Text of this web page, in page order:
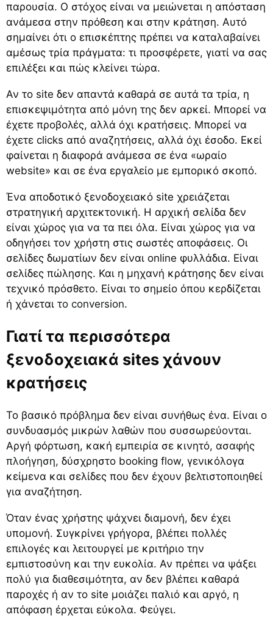
παρουσία. Ο στόχος είναι να μειώνεται η απόσταση
ανάμεσα στην πρόθεση και στην κράτηση. Αυτό
σημαίνει ότι ο επισκέπτης πρέπει να καταλαβαίνει
αμέσως τρία πράγματα: τι προσφέρετε, γιατί να σας
επιλέξει και πώς κλείνει τώρα.
Αν το site δεν απαντά καθαρά σε αυτά τα τρία, η
επισκεψιμότητα από μόνη της δεν αρκεί. Μπορεί να
έχετε προβολές, αλλά όχι κρατήσεις. Μπορεί να
έχετε clicks από αναζητήσεις, αλλά όχι έσοδο. Εκεί
φαίνεται η διαφορά ανάμεσα σε ένα «ωραίο
website» και σε ένα εργαλείο με εμπορικό σκοπό.
Ένα αποδοτικό ξενοδοχειακό site χρειάζεται
στρατηγική αρχιτεκτονική. Η αρχική σελίδα δεν
είναι χώρος για να τα πει όλα. Είναι χώρος για να
οδηγήσει τον χρήστη στις σωστές αποφάσεις. Οι
σελίδες δωματίων δεν είναι online φυλλάδια. Είναι
σελίδες πώλησης. Και η μηχανή κράτησης δεν είναι
τεχνικό πρόσθετο. Είναι το σημείο όπου κερδίζεται
ή χάνεται το conversion.
Γιατί τα περισσότερα
ξενοδοχειακά sites χάνουν
κρατήσεις
Το βασικό πρόβλημα δεν είναι συνήθως ένα. Είναι ο
συνδυασμός μικρών λαθών που συσσωρεύονται.
Αργή φόρτωση, κακή εμπειρία σε κινητό, ασαφής
πλοήγηση, δύσχρηστο booking flow, γενικόλογα
κείμενα και σελίδες που δεν έχουν βελτιστοποιηθεί
για αναζήτηση.
Όταν ένας χρήστης ψάχνει διαμονή, δεν έχει
υπομονή. Συγκρίνει γρήγορα, βλέπει πολλές
επιλογές και λειτουργεί με κριτήριο την
εμπιστοσύνη και την ευκολία. Αν πρέπει να ψάξει
πολύ για διαθεσιμότητα, αν δεν βλέπει καθαρά
παροχές ή αν το site μοιάζει παλιό και αργό, η
απόφαση έρχεται εύκολα. Φεύγει.